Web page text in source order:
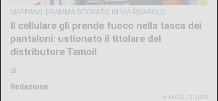
MAPPANO, DRAMMA SFIORATO IN VIA RIVAROLO
Il cellulare gli prende fuoco nella tasca dei
pantaloni: ustionato il titolare del
distributore Tamoil
di
Redazione
6 AGOSTO 2026